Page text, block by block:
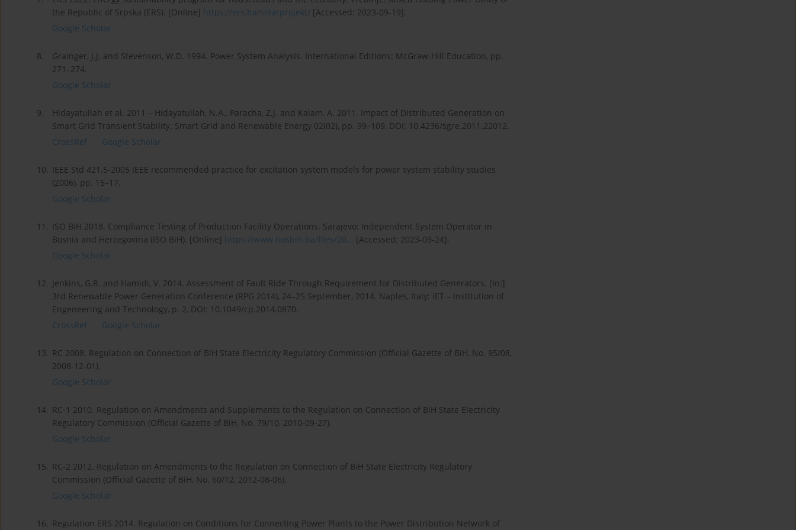
the Republic of Srpska (ERS). [Online] https://ers.ba/solarprojekt/ [Accessed: 2023-09-19].
Google Scholar
8.
Grainger, J.J. and Stevenson, W.D. 1994. Power System Analysis. International Editions: McGraw-Hill Education, pp.
271–274.
Google Scholar
9.
Hidayatullah et al. 2011 – Hidayatullah, N.A., Paracha, Z.J. and Kalam, A. 2011. Impact of Distributed Generation on
Smart Grid Transient Stability. Smart Grid and Renewable Energy 02(02), pp. 99–109, DOI: 10.4236/sgre.2011.22012.
CrossRef
Google Scholar
10.
IEEE Std 421.5-2005 IEEE recommended practice for excitation system models for power system stability studies
(2006), pp. 15–17.
Google Scholar
11.
ISO BiH 2018. Compliance Testing of Production Facility Operations. Sarajevo: Independent System Operator in
Bosnia and Herzegovina (ISO BiH). [Online] https://www.nosbih.ba/files/20... [Accessed: 2023-09-24].
Google Scholar
12. Jenkins, G.R. and Hamidi, V. 2014. Assessment of Fault Ride Through Requirement for Distributed Generators. [In:]
3rd Renewable Power Generation Conference (RPG 2014), 24–25 September, 2014. Naples, Italy: IET – Institution of
Engeneering and Technology, p. 2, DOI: 10.1049/cp.2014.0870.
CrossRef
Google Scholar
13. RC 2008. Regulation on Connection of BiH State Electricity Regulatory Commission (Official Gazette of BiH, No. 95/08,
2008-12-01).
Google Scholar
14. RC-1 2010. Regulation on Amendments and Supplements to the Regulation on Connection of BiH State Electricity
Regulatory Commission (Official Gazette of BiH, No. 79/10, 2010-09-27).
Google Scholar
15. RC-2 2012. Regulation on Amendments to the Regulation on Connection of BiH State Electricity Regulatory
Commission (Official Gazette of BiH, No. 60/12, 2012-08-06).
Google Scholar
16. Regulation ERS 2014. Regulation on Conditions for Connecting Power Plants to the Power Distribution Network of